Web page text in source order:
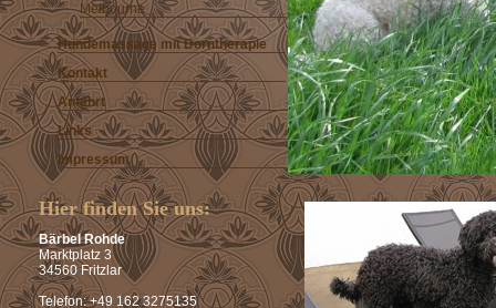
Melbourne
Hundemassage mit Dorntherapie
Kontakt
Anfahrt
Links
Impressum
Hier finden Sie uns:
Bärbel Rohde
Marktplatz 3
34560 Fritzlar
Telefon: +49 162 3275135